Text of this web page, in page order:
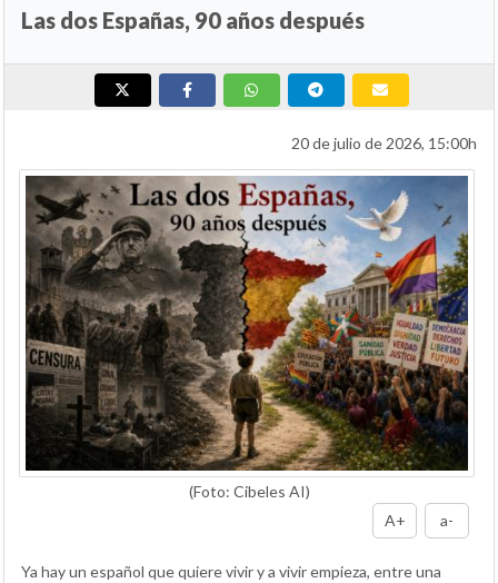
Las dos Españas, 90 años después
20 de julio de 2026, 15:00h
(Foto: Cibeles AI)
A+
a-
Ya hay un español que quiere vivir y a vivir empieza, entre una